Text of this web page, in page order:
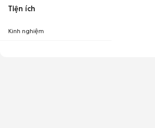
Tiện ích
Kinh nghiệm